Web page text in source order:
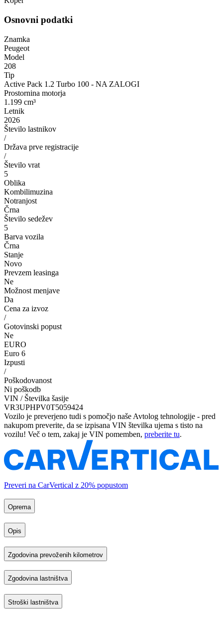
Osnovni podatki
Znamka
Peugeot
Model
208
Tip
Active Pack 1.2 Turbo 100 - NA ZALOGI
Prostornina motorja
1.199 cm³
Letnik
2026
Število lastnikov
/
Država prve registracije
/
Število vrat
5
Oblika
Kombilimuzina
Notranjost
Črna
Število sedežev
5
Barva vozila
Črna
Stanje
Novo
Prevzem leasinga
Ne
Možnost menjave
Da
Cena za izvoz
/
Gotovinski popust
Ne
EURO
Euro 6
Izpusti
/
Poškodovanost
Ni poškodb
VIN / Številka šasije
VR3UPHPV0T5059424
Vozilo je preverjeno tudi s pomočjo naše Avtolog tehnologije - pred
nakupom preverite, da se izpisana VIN številka ujema s tisto na
vozilu! Več o tem, zakaj je VIN pomemben, preberite tu.
Preveri na CarVertical z 20% popustom
Oprema
Opis
Zgodovina prevoženih kilometrov
Zgodovina lastništva
Stroški lastništva